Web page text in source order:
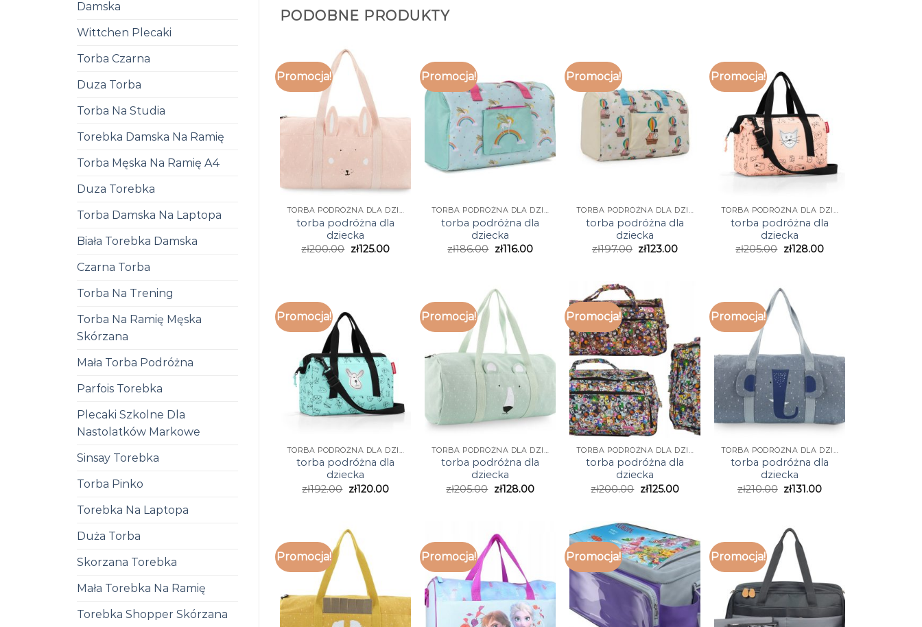
Damska
Wittchen Plecaki
Torba Czarna
Duza Torba
Torba Na Studia
Torebka Damska Na Ramię
Torba Męska Na Ramię A4
Duza Torebka
Torba Damska Na Laptopa
Biała Torebka Damska
Czarna Torba
Torba Na Trening
Torba Na Ramię Męska
Skórzana
Mała Torba Podróżna
Parfois Torebka
Plecaki Szkolne Dla
Nastolatków Markowe
Sinsay Torebka
Torba Pinko
Torebka Na Laptopa
Duża Torba
Skorzana Torebka
Mała Torebka Na Ramię
Torebka Shopper Skórzana
PODOBNE PRODUKTY
Promocja!
TORBA PODRÓŻNA DLA DZIECKA
torba podróżna dla
dziecka
zł200.00 zł125.00
Promocja!
TORBA PODRÓŻNA DLA DZIECKA
torba podróżna dla
dziecka
zł186.00 zł116.00
Promocja!
TORBA PODRÓŻNA DLA DZIECKA
torba podróżna dla
dziecka
zł197.00 zł123.00
Promocja!
TORBA PODRÓŻNA DLA DZIECKA
torba podróżna dla
dziecka
zł205.00 zł128.00
Promocja!
torba podróżna dla
dziecka
zł192.00 zł120.00
Promocja!
torba podróżna dla
dziecka
zł205.00 zł128.00
Promocja!
torba podróżna dla
dziecka
zł200.00 zł125.00
Promocja!
torba podróżna dla
dziecka
zł210.00 zł131.00
Promocja! Promocja! Promocja! Promocja!